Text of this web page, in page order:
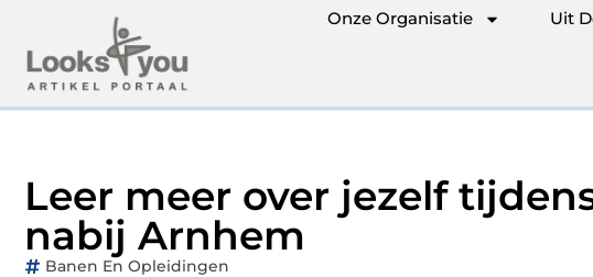
Onze Organisatie Uit
Leer meer over jezelf
nabij Arnhem
Banen En Opleidingen